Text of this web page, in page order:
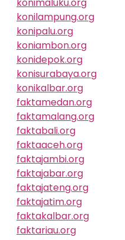
konilampung.org
konipalu.org
koniambon.org
konidepok.org
konisurabaya.org
konikalbar.org
faktamedan.org
faktamalang.org
faktabali.org
faktaaceh.org
faktajambi.org
faktajabar.org
faktajateng.org
faktajatim.org
faktakalbar.org
faktariau.org